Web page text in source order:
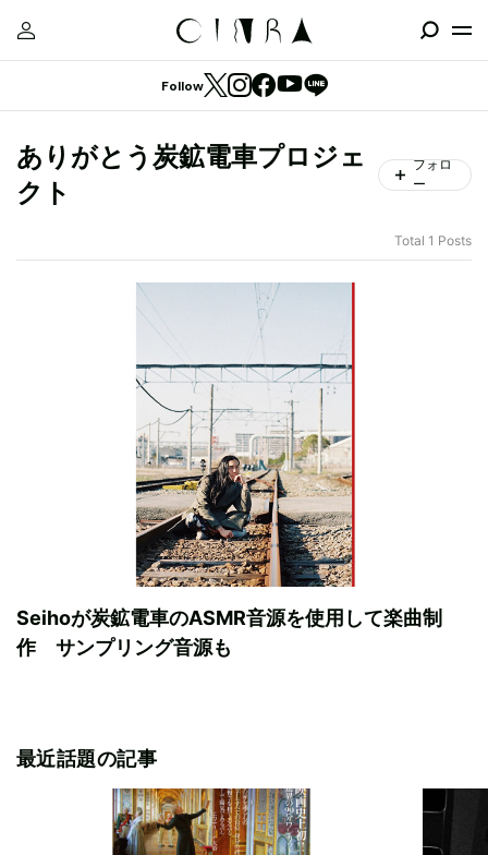
Follow
ありがとう炭鉱電車プロジェ
クト
フォロ
ー
Total 1 Posts
Seihoが炭鉱電車のASMR音源を使用して楽曲制
作 サンプリング音源も
最近話題の記事